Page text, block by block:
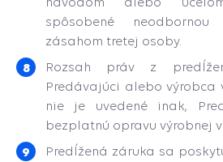
spôsobené
zásahom tretej osoby.
Rozsah práv z
Predávajúci alebo výrobca
nie je uvedené inak,
bezplatnú opravu výrobnej
Predĺžená záruka sa